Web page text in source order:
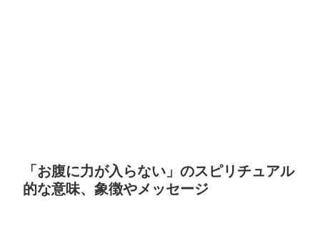
「お腹に力が入らない」のスピリチュアル
的な意味、象徴やメッセージ